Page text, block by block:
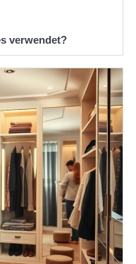
verwendet?